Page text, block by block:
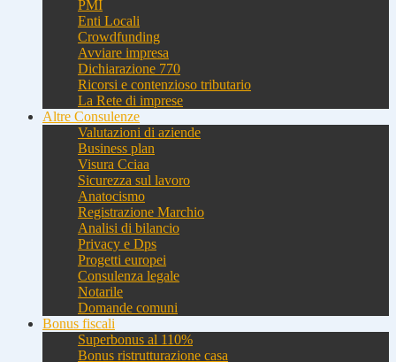
PMI
Enti Locali
Crowdfunding
Avviare impresa
Dichiarazione 770
Ricorsi e contenzioso tributario
La Rete di imprese
Altre Consulenze
Valutazioni di aziende
Business plan
Visura Cciaa
Sicurezza sul lavoro
Anatocismo
Registrazione Marchio
Analisi di bilancio
Privacy e Dps
Progetti europei
Consulenza legale
Notarile
Domande comuni
Bonus fiscali
Superbonus al 110%
Bonus ristrutturazione casa